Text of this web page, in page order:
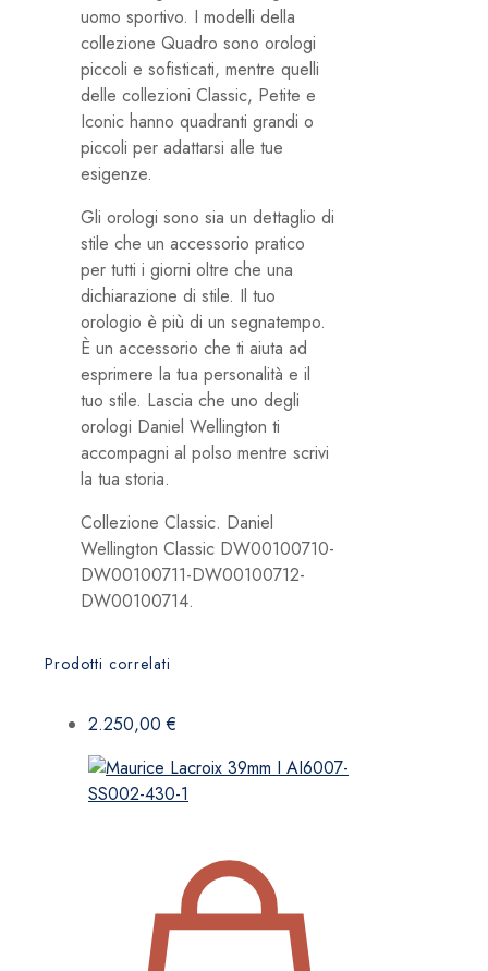
uomo sportivo. I modelli della
collezione Quadro sono orologi
piccoli e sofisticati, mentre quelli
delle collezioni Classic, Petite e
Iconic hanno quadranti grandi o
piccoli per adattarsi alle tue
esigenze.
Gli orologi sono sia un dettaglio di
stile che un accessorio pratico
per tutti i giorni oltre che una
dichiarazione di stile. Il tuo
orologio è più di un segnatempo.
È un accessorio che ti aiuta ad
esprimere la tua personalità e il
tuo stile. Lascia che uno degli
orologi Daniel Wellington ti
accompagni al polso mentre scrivi
la tua storia.
Collezione Classic. Daniel
Wellington Classic DW00100710-
DW00100711-DW00100712-
DW00100714.
Prodotti correlati
2.250,00€